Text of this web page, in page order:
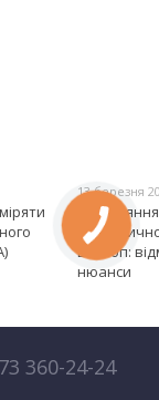
13 березня
вихлоп:
нюанси
360-24-24